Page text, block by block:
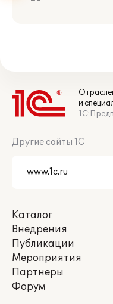
и
Другие сайты 1С
Каталог
Внедрения
Публикации
Мероприятия
Партнеры
Форум